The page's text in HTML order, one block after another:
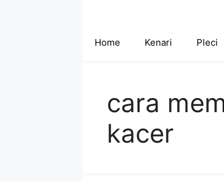
Home Kenari Pleci
cara
kacer